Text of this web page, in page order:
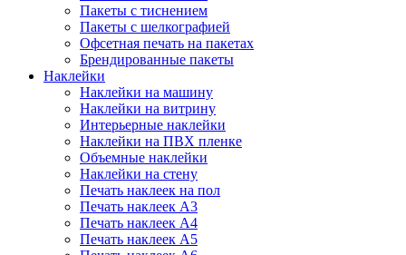
Пакеты с тиснением
Пакеты с шелкографией
Офсетная печать на пакетах
Брендированные пакеты
Наклейки
Наклейки на машину
Наклейки на витрину
Интерьерные наклейки
Наклейки на ПВХ пленке
Объемные наклейки
Наклейки на стену
Печать наклеек на пол
Печать наклеек А3
Печать наклеек А4
Печать наклеек А5